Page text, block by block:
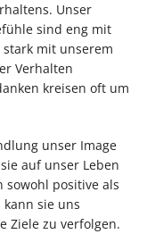
Unser
sind eng mit
mit unserem
Verhalten
kreisen oft um
unser Image
auf unser Leben
sowohl positive als
kann sie uns
Ziele zu verfolgen.